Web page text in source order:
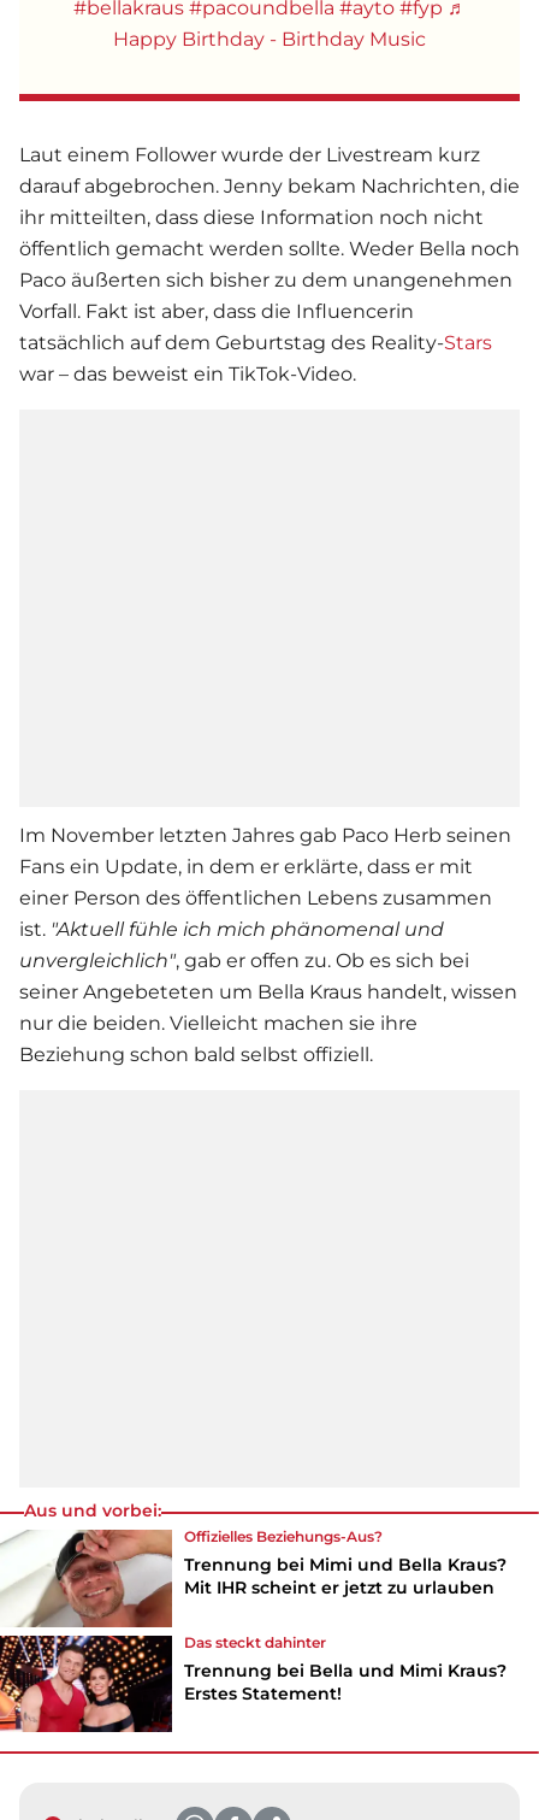
#bellakraus #pacoundbella #ayto #fyp ♬
Happy Birthday - Birthday Music
Laut einem Follower wurde der Livestream kurz
darauf abgebrochen. Jenny bekam Nachrichten, die
ihr mitteilten, dass diese Information noch nicht
öffentlich gemacht werden sollte. Weder Bella noch
Paco äußerten sich bisher zu dem unangenehmen
Vorfall. Fakt ist aber, dass die Influencerin
tatsächlich auf dem Geburtstag des Reality-Stars
war – das beweist ein TikTok-Video.
Im November letzten Jahres gab Paco Herb seinen
Fans ein Update, in dem er erklärte, dass er mit
einer Person des öffentlichen Lebens zusammen
ist. "Aktuell fühle ich mich phänomenal und
unvergleichlich", gab er offen zu. Ob es sich bei
seiner Angebeteten um Bella Kraus handelt, wissen
nur die beiden. Vielleicht machen sie ihre
Beziehung schon bald selbst offiziell.
Aus und vorbei:
Offizielles Beziehungs-Aus?
Trennung bei Mimi und Bella Kraus?
Mit IHR scheint er jetzt zu urlauben
Das steckt dahinter
Trennung bei Bella und Mimi Kraus?
Erstes Statement!